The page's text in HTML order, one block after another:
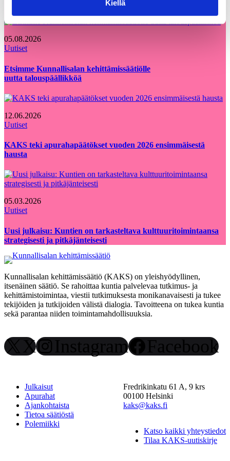
Kiellä
05.08.2026
Uutiset
Etsimme Kunnallisalan kehittämissäätiölle
uutta talouspäällikköä
12.06.2026
Uutiset
KAKS teki apurahapäätökset vuoden 2026 ensimmäisestä
hausta
05.03.2026
Uutiset
Uusi julkaisu: Kuntien on tarkasteltava kulttuuritoimintaansa
strategisesti ja pitkäjänteisesti
Kunnallisalan kehittämissäätiö (KAKS) on yleishyödyllinen,
itsenäinen säätiö. Se rahoittaa kuntia palvelevaa tutkimus- ja
kehittämistoimintaa, viestii tutkimuksesta monikanavaisesti ja tukee
tekijöiden ja tutkijoiden välistä dialogia. Tavoitteena on tukea kuntia
sekä parantaa niiden toimintamahdollisuuksia.
X Instagram Facebook
Julkaisut
Apurahat
Ajankohtaista
Tietoa säätiöstä
Polemiikki
Fredrikinkatu 61 A, 9 krs
00100 Helsinki
kaks@kaks.fi
Katso kaikki yhteystiedot
Tilaa KAKS-uutiskirje